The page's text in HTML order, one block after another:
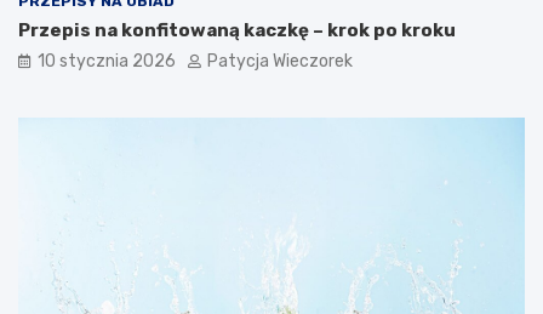
Przepis na konfitowaną kaczkę – krok po kroku
10 stycznia 2026 Patycja Wieczorek